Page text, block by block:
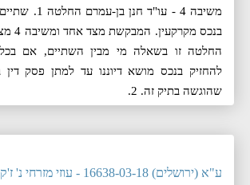
משיבה 4 - עו"ד
בנכס
החלטה זו בשאלה מי מבין השתיים, אם
להחזיק בנכס מושא דיוננו עד למתן פסק דין
שהוגשה בתיק זה. 2.
ע"א (ירושלים) 16638-03-18 - עוזי מזרחי נ' ז'קלין אשוש